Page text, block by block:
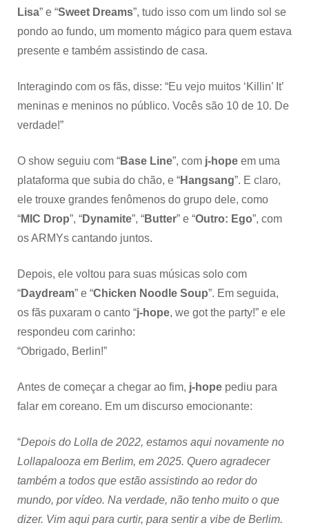
Lisa” e “Sweet Dreams”, tudo isso com um lindo sol se
pondo ao fundo, um momento mágico para quem estava
presente e também assistindo de casa.
Interagindo com os fãs, disse: “Eu vejo muitos ‘Killin’ It’
meninas e meninos no público. Vocês são 10 de 10. De
verdade!”
O show seguiu com “Base Line”, com j-hope em uma
plataforma que subia do chão, e “Hangsang”. E claro,
ele trouxe grandes fenômenos do grupo dele, como
“MIC Drop”, “Dynamite”, “Butter” e “Outro: Ego”, com
os ARMYs cantando juntos.
Depois, ele voltou para suas músicas solo com
“Daydream” e “Chicken Noodle Soup”. Em seguida,
os fãs puxaram o canto “j-hope, we got the party!” e ele
respondeu com carinho:
“Obrigado, Berlin!”
Antes de começar a chegar ao fim, j-hope pediu para
falar em coreano. Em um discurso emocionante:
“Depois do Lolla de 2022, estamos aqui novamente no
Lollapalooza em Berlim, em 2025. Quero agradecer
também a todos que estão assistindo ao redor do
mundo, por vídeo. Na verdade, não tenho muito o que
dizer. Vim aqui para curtir, para sentir a vibe de Berlim.